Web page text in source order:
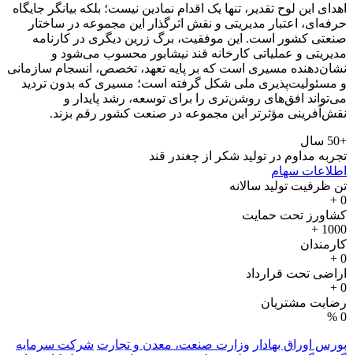
اهدای این لوح تقدیر، تنها یک اقدام نمادین نیست؛ بلکه بیانگر جایگاه
حرفه‌ای، اعتبار مدیریتی و نقش اثرگذار این مجموعه در ساختار
صنعتی کشور است. این موفقیت، برگ زرین دیگری در کارنامه
مدیریتی و عملیاتی کارخانه قند نیشابور محسوب می‌شود و
نشان‌دهنده مسیری است که بر پایه تعهد، تخصص، انسجام سازمانی
و مسئولیت‌پذیری ملی شکل گرفته است؛ مسیری که بدون تردید
می‌تواند افق‌های روشن‌تری را برای توسعه، رشد پایدار و
نقش‌آفرینی مؤثرتر این مجموعه در صنعت کشور رقم بزند.
+50 سال
تجربه مداوم در تولید شکر از چغندر قند
اطلاعات سهام
تن ظرفیت تولید سالانه
0
+
کشاورز تحت حمایت
1000
+
کارمندان
0
+
اراضی تحت قرارداد
0
+
رضایت مشتریان
0
%
بورس اوراق بهادار وزارت صنعت، معدن و تجارت شرکت سرمایه